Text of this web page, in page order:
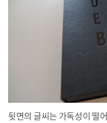
뒷면의 글씨는 가독성이 떨